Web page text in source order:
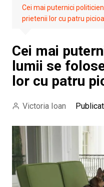
Cei mai puternici
prietenii lor cu patru
Cei mai
lumii se
lor cu patru
Victoria Ioan